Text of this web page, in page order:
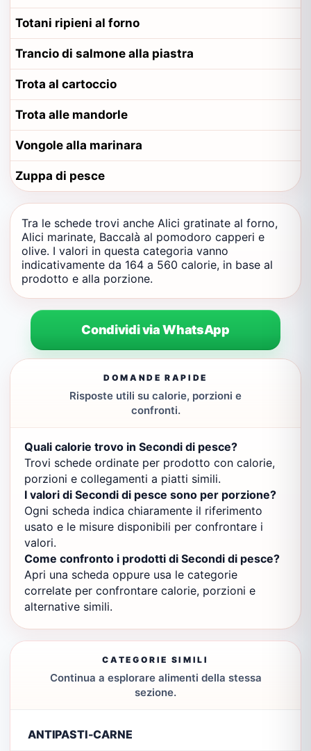
Totani ripieni al forno
Trancio di salmone alla piastra
Trota al cartoccio
Trota alle mandorle
Vongole alla marinara
Zuppa di pesce
Tra le schede trovi anche Alici gratinate al forno,
Alici marinate, Baccalà al pomodoro capperi e
olive. I valori in questa categoria vanno
indicativamente da 164 a 560 calorie, in base al
prodotto e alla porzione.
Condividi via WhatsApp
DOMANDE RAPIDE
Risposte utili su calorie, porzioni e
confronti.
Quali calorie trovo in Secondi di pesce?
Trovi schede ordinate per prodotto con calorie,
porzioni e collegamenti a piatti simili.
I valori di Secondi di pesce sono per porzione?
Ogni scheda indica chiaramente il riferimento
usato e le misure disponibili per confrontare i
valori.
Come confronto i prodotti di Secondi di pesce?
Apri una scheda oppure usa le categorie
correlate per confrontare calorie, porzioni e
alternative simili.
CATEGORIE SIMILI
Continua a esplorare alimenti della stessa
sezione.
ANTIPASTI-CARNE